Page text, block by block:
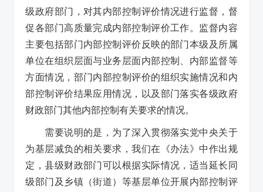
级政府部门，对其内部控制评价情况进行监督，督
促各部门高质量完成内部控制评价工作。监督内容
主要包括部门内部控制评价反映的部门本级及所属
单位在组织层面与业务层面内部控制、内部监督等
方面情况，部门内部控制评价的组织实施情况和内
部控制评价结果应用情况，以及部门落实各级政府
财政部门其他内部控制有关要求的情况。
需要说明的是，为了深入贯彻落实党中央关于
为基层减负的相关要求，我们在《办法》中作出规
定，县级财政部门可以根据实际情况，适当延长同
级部门及乡镇（街道）等基层单位开展内部控制评